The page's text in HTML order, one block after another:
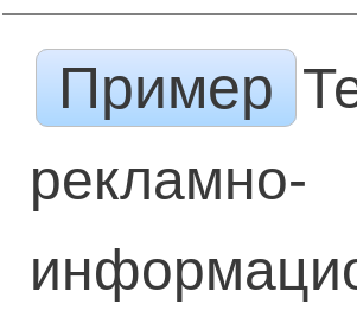
Пример
рекламно-